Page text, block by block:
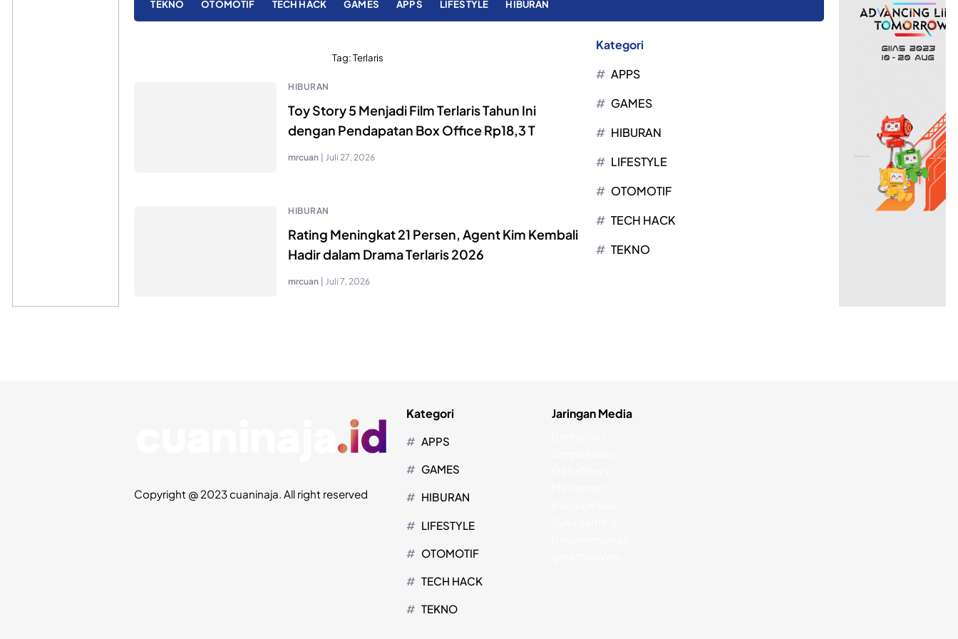
TEKNO OTOMOTIF TECH HACK GAMES APPS LIFESTYLE HIBURAN
Tag:Terlaris
HIBURAN
Toy Story 5 Menjadi Film Terlaris Tahun Ini
dengan Pendapatan Box Office Rp18,3 T
mrcuan | Juli 27, 2026
HIBURAN
Rating Meningkat 21 Persen, Agent Kim Kembali
Hadir dalam Drama Terlaris 2026
mrcuan | Juli 7, 2026
Kategori
APPS
GAMES
HIBURAN
LIFESTYLE
OTOMOTIF
TECH HACK
TEKNO
Copyright @ 2023 cuaninaja. All right reserved
Kategori
APPS
GAMES
HIBURAN
LIFESTYLE
OTOMOTIF
TECH HACK
TEKNO
Jaringan Media